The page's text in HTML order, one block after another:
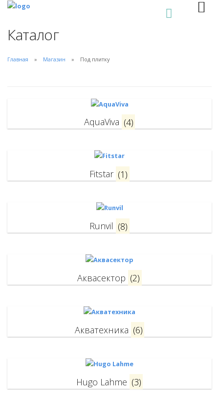
Каталог
Главная Магазин Под плитку
AquaViva (4)
Fitstar (1)
Runvil (8)
Аквасектор (2)
Акватехника (6)
Hugo Lahme (3)